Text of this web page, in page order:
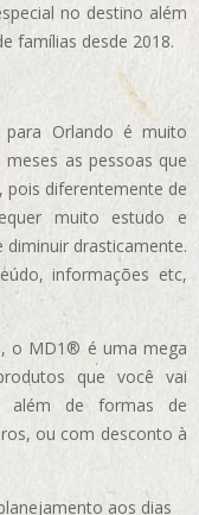
no destino além
famílias desde 2018.
Orlando é muito
as pessoas que
diferentemente de
muito estudo e
drasticamente.
informações etc,
o MD1® é uma mega
que você vai
além de formas de
ou com desconto à
aos dias